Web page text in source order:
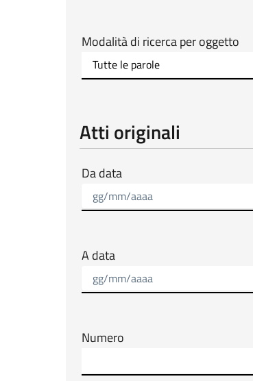
Modalità di ricerca per oggetto
Atti originali
Da data
A data
Numero